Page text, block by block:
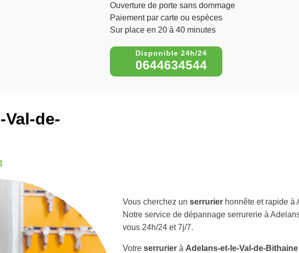
Ouverture de porte sans dommage
Paiement par carte ou espèces
Sur place en 20 à 40 minutes
0644634544
de-
Vous cherchez un serrurier honnête et rapide à
Notre service de dépannage serrurerie à
vous 24h/24 et 7j/7.
Votre serrurier à Adelans-et-le-Val-de-Bithaine